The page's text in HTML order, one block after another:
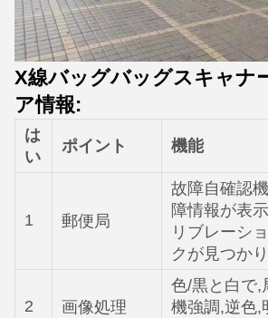
X線バッグバッグスキャナ
ア情報:
は
い
ポイント 機能
1 郵便局
故障自確認
障情報が表
リブレーシ
クが見つか
2 画像処理
色/黒と白で,
機強調,逆色,